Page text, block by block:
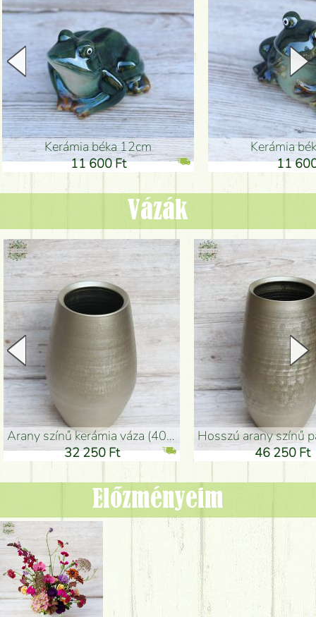
Kerámia béka 12cm
11 600 Ft
Kerámia
11
Vázák
arany színű kerámia váza (40x26cm)
32 250 Ft
hosszú arany színű
46 250 Ft
Előzményeim